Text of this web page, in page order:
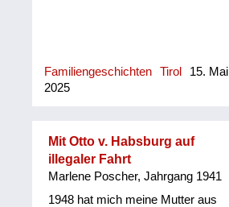
Familiengeschichten Tirol
15. Mai
2025
Mit Otto v. Habsburg auf
illegaler Fahrt
Marlene Poscher, Jahrgang 1941
1948 hat mich meine Mutter aus